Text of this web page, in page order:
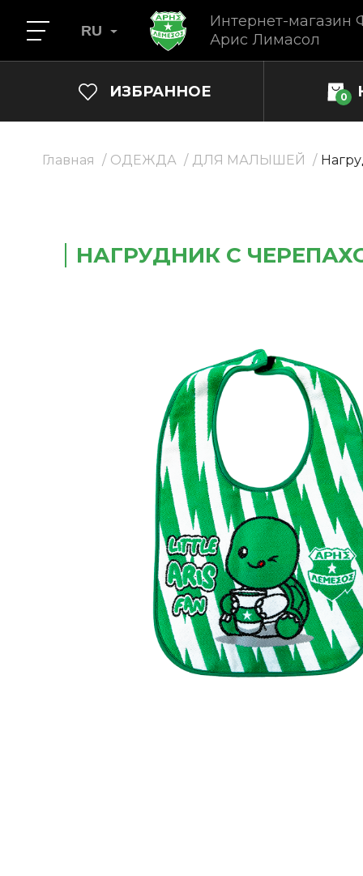
Интернет-магазин
Арис Лимасол
RU
ИЗБРАННОЕ 0
Главная ОДЕЖДА ДЛЯ МАЛЫШЕЙ
НАГРУДНИК С